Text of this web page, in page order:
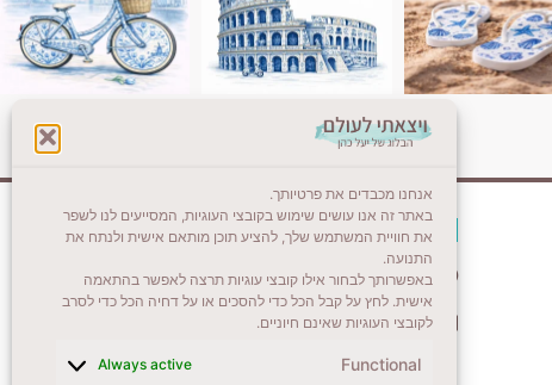
אנחנו מכבדים את פרטיותך.
באתר זה אנו עושים שימוש בקובצי העוגיות, המסייעים לנו לשפר
את חוויית המשתמש שלך, להציע תוכן מותאם אישית ולנתח את
התנועה.
באפשרותך לבחור אילו קובצי עוגיות תרצה לאפשר בהתאמה
אישית. לחץ על קבל הכל כדי להסכים או על דחיה הכל כדי לסרב
לקובצי העוגיות שאינם חיוניים.
Functional
Always active
צרו קשר (לא בשבת)
לשליחת הודעת וואטסאפ
veyatsati.laolam@gmail.com